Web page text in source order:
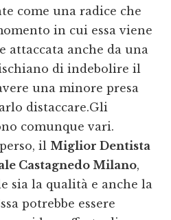
come una radice che
in cui essa viene
attaccata anche da una
di indebolire il
una minore presa
distaccare.Gli
comunque vari.
il Miglior Dentista
Castagnedo Milano,
sia la qualità e anche la
potrebbe essere